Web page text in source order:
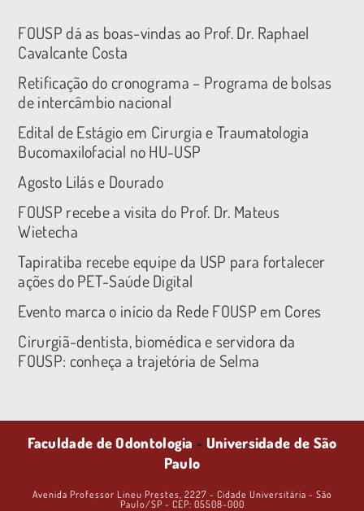
FOUSP dá as boas-vindas ao Prof. Dr. Raphael
Cavalcante Costa
Retificação do cronograma – Programa de bolsas
de intercâmbio nacional
Edital de Estágio em Cirurgia e Traumatologia
Bucomaxilofacial no HU-USP
Agosto Lilás e Dourado
FOUSP recebe a visita do Prof. Dr. Mateus
Wietecha
Tapiratiba recebe equipe da USP para fortalecer
ações do PET-Saúde Digital
Evento marca o início da Rede FOUSP em Cores
Cirurgiã-dentista, biomédica e servidora da
FOUSP: conheça a trajetória de Selma
Faculdade de Odontologia - Universidade de São
Paulo
Avenida Professor Lineu Prestes, 2227 - Cidade Universitária - São
Paulo/SP - CEP: 05508-000